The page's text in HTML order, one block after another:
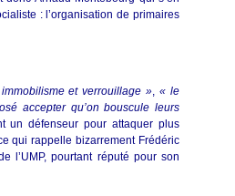
: l’organisation de primaires
immobilisme et verrouillage »,« le
accepter qu’on bouscule leurs
un défenseur pour attaquer plus
qui rappelle bizarrement Frédéric
l’UMP, pourtant réputé pour son